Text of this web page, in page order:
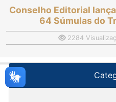
Conselho Editorial
64 Súmulas do
2284